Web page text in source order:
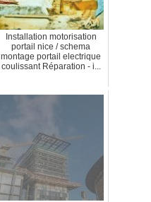
Installation motorisation
portail nice / schema
montage portail electrique
coulissant Réparation - i...